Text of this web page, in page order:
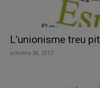
L’unionisme treu pit
octubre 30, 2017